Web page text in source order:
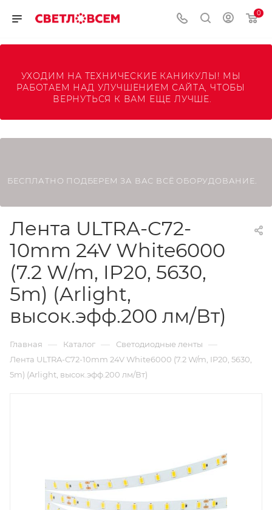
0
УХОДИМ НА ТЕХНИЧЕСКИЕ КАНИКУЛЫ! МЫ
РАБОТАЕМ НАД УЛУЧШЕНИЕМ САЙТА, ЧТОБЫ
ВЕРНУТЬСЯ К ВАМ ЕЩЕ ЛУЧШЕ.
БЕСПЛАТНО ПОДБЕРЕМ ЗА ВАС ВСЁ ОБОРУДОВАНИЕ.
Лента ULTRA-C72-
10mm 24V White6000
(7.2 W/m, IP20, 5630,
5m) (Arlight,
высок.эфф.200 лм/Вт)
Главная — Каталог — Светодиодные ленты —
Лента ULTRA-C72-10mm 24V White6000 (7.2 W/m, IP20, 5630,
5m) (Arlight, высок.эфф.200 лм/Вт)